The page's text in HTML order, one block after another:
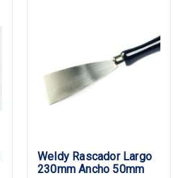
Weldy Rascador Largo
230mm Ancho 50mm